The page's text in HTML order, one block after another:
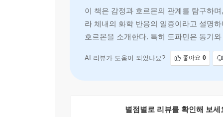
이 책은 감정과 호르몬의 관계를 탐구하
라 체내의 화학 반응의 일종이라고 설명
호르몬을 소개한다. 특히 도파민은 동기